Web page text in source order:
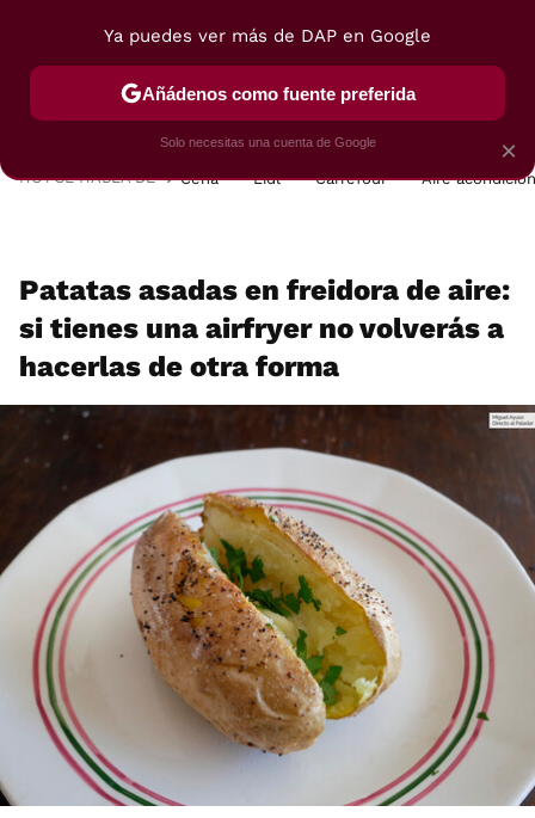
POSTRES VIAJES SELECCIÓN VEGUI
HOY SE HABLA DE Cena Lidl Carrefour Aire
Patatas asadas en freidora de aire:
si tienes una airfryer no volverás a
hacerlas de otra forma
×
Ya puedes ver más de DAP en Google
Añádenos como fuente preferida
Solo necesitas una cuenta de Google